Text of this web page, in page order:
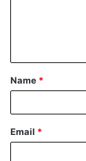
Name *
Email *